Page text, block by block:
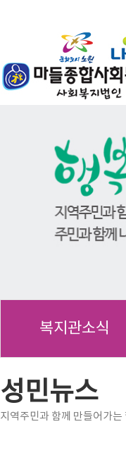
복지관소식
성민뉴스
지역주민과 함께 만들어가는